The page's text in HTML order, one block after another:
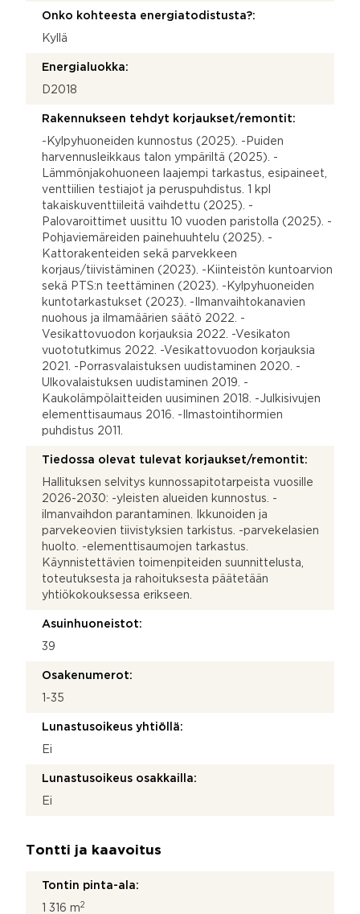
Onko kohteesta energiatodistusta?:
Kyllä
Energialuokka:
D2018
Rakennukseen tehdyt korjaukset/remontit:
-Kylpyhuoneiden kunnostus (2025). -Puiden
harvennusleikkaus talon ympäriltä (2025). -
Lämmönjakohuoneen laajempi tarkastus, esipaineet,
venttiilien testiajot ja peruspuhdistus. 1 kpl
takaiskuventtiileitä vaihdettu (2025). -
Palovaroittimet uusittu 10 vuoden paristolla (2025). -
Pohjaviemäreiden painehuuhtelu (2025). -
Kattorakenteiden sekä parvekkeen
korjaus/tiivistäminen (2023). -Kiinteistön kuntoarvion
sekä PTS:n teettäminen (2023). -Kylpyhuoneiden
kuntotarkastukset (2023). -Ilmanvaihtokanavien
nuohous ja ilmamäärien säätö 2022. -
Vesikattovuodon korjauksia 2022. -Vesikaton
vuototutkimus 2022. -Vesikattovuodon korjauksia
2021. -Porrasvalaistuksen uudistaminen 2020. -
Ulkovalaistuksen uudistaminen 2019. -
Kaukolämpölaitteiden uusiminen 2018. -Julkisivujen
elementtisaumaus 2016. -Ilmastointihormien
puhdistus 2011.
Tiedossa olevat tulevat korjaukset/remontit:
Hallituksen selvitys kunnossapitotarpeista vuosille
2026-2030: -yleisten alueiden kunnostus. -
ilmanvaihdon parantaminen. Ikkunoiden ja
parvekeovien tiivistyksien tarkistus. -parvekelasien
huolto. -elementtisaumojen tarkastus.
Käynnistettävien toimenpiteiden suunnittelusta,
toteutuksesta ja rahoituksesta päätetään
yhtiökokouksessa erikseen.
Asuinhuoneistot:
39
Osakenumerot:
1-35
Lunastusoikeus yhtiöllä:
Ei
Lunastusoikeus osakkailla:
Ei
Tontti ja kaavoitus
Tontin pinta-ala:
1 316 m2